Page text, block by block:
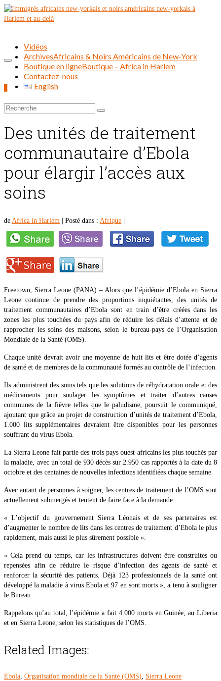
Rechercher :
Vidéos
ArchivesAfricains & Noirs Américains de New-York
Boutique en ligneBoutique – Africa in Harlem
Contactez-nous
English
Des unités de traitement
communautaire d’Ebola
pour élargir l’accès aux
soins
de Africa in Harlem Posté dans : Afrique
Freetown, Sierra Leone (PANA) – Alors que l’épidémie d’Ebola en Sierra
Leone continue de prendre des proportions inquiétantes, des unités de
traitement communautaires d’Ebola sont en train d’être créées dans les
zones les plus touchées du pays afin de réduire les délais d’attente et de
rapprocher les soins des maisons, selon le bureau-pays de l’Organisation
Mondiale de la Santé (OMS).
Chaque unité devrait avoir une moyenne de huit lits et être dotée d’agents
de santé et de membres de la communauté formés au contrôle de l’infection.
Ils administrent des soins tels que les solutions de réhydratation orale et des
médicaments pour soulager les symptômes et traiter d’autres causes
communes de la fièvre telles que le paludisme, poursuit le communiqué,
ajoutant que grâce au projet de construction d’unités de traitement d’Ebola,
1.000 lits supplémentaires devraient être disponibles pour les personnes
souffrant du virus Ebola.
La Sierra Leone fait partie des trois pays ouest-africains les plus touchés par
la maladie, avec un total de 930 décès sur 2.950 cas rapportés à la date du 8
octobre et des centaines de nouvelles infections identifiées chaque semaine.
Avec autant de personnes à soigner, les centres de traitement de l’OMS sont
actuellement submergés et tentent de faire face à la demande.
« L’objectif du gouvernement Sierra Léonais et de ses partenaires est
d’augmenter le nombre de lits dans les centres de traitement d’Ebola le plus
rapidement, mais aussi le plus sûrement possible ».
« Cela prend du temps, car les infrastructures doivent être construites ou
repensées afin de réduire le risque d’infection des agents de santé et
renforcer la sécurité des patients. Déjà 123 professionnels de la santé ont
développé la maladie à virus Ebola et 97 en sont morts », a tenu à souligner
le Bureau.
Rappelons qu’au total, l’épidémie a fait 4.000 morts en Guinée, au Liberia
et en Sierra Leone, selon les statistiques de l’OMS.
Related Images:
Ebola, Organisation mondiale de la Santé (OMS), Sierra Leone